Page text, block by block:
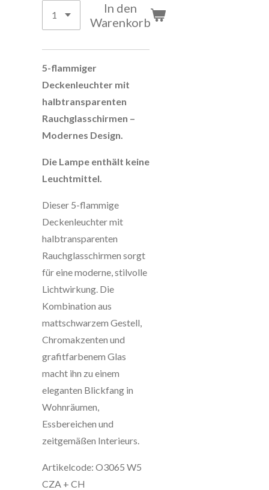
In den
Warenkorb
5-flammiger
Deckenleuchter mit
halbtransparenten
Rauchglasschirmen –
Modernes Design.
Die Lampe enthält keine
Leuchtmittel.
Dieser 5-flammige
Deckenleuchter mit
halbtransparenten
Rauchglasschirmen sorgt
für eine moderne, stilvolle
Lichtwirkung. Die
Kombination aus
mattschwarzem Gestell,
Chromakzenten und
grafitfarbenem Glas
macht ihn zu einem
eleganten Blickfang in
Wohnräumen,
Essbereichen und
zeitgemäßen Interieurs.
Artikelcode: O3065 W5
CZA + CH